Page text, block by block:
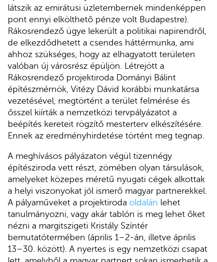
látszik az emirátusi üzletembernek mindenképpen
pont ennyi elkölthető pénze volt Budapestre).
Rákosrendező ügye lekerült a politikai napirendről,
de elkezdődhetett a csendes háttérmunka, ami
ahhoz szükséges, hogy az elhagyatott területen
valóban új városrész épüljön. Létrejött a
Rákosrendező projektiroda Dományi Bálint
építészmérnök, Vitézy Dávid korábbi munkatársa
vezetésével, megtörtént a terület felmérése és
ősszel kiírták a nemzetközi tervpályázatot a
beépítés kereteit rögzítő mesterterv elkészítésére.
Ennek az eredményhirdetése történt meg tegnap.
A meghívásos pályázaton végül tizennégy
építésziroda vett részt, zömében olyan társulások,
amelyeket közepes méretű nyugati cégek alkottak
a helyi viszonyokat jól ismerő magyar partnerekkel.
A pályaműveket a projektiroda oldalán lehet
tanulmányozni, vagy akár tablón is meg lehet őket
nézni a margitszigeti Kristály Színtér
bemutatótermében (április 1–2-án, illetve április
13–30. között). A nyertes is egy nemzetközi csapat